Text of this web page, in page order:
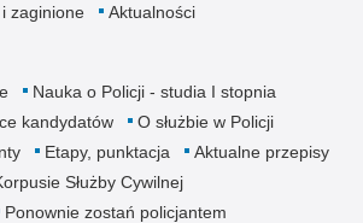
zaginione Aktualności
Nauka o Policji - studia I stopnia
kandydatów
O służbie w Policji
Etapy, punktacja
Aktualne przepisy
Służby Cywilnej
Ponownie zostań policjantem